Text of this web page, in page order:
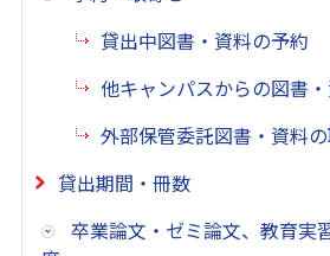
貸出中図書・資料の予約
他キャンパスからの図書
外部保管委託図書・資料
貸出期間・冊数
卒業論文・ゼミ論文、教育実